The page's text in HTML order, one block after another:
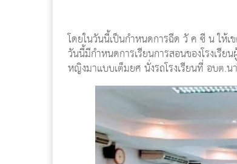
โดยในวันนี้เป็นกำหนดการฉีด วั ค ซี น ให้เ
วันนี้มีกำหนดการเรียนการสอนของโรงเรีย
หญิงมาแบบเต็มยศ นั่งรถโรงเรียนที่ อบต.น